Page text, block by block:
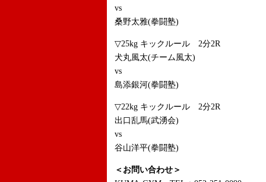
vs
桑野太雅(拳闘塾)
▽25kg キックルール 2分2R
犬丸風太(チーム風太)
vs
島添銀河(拳闘塾)
▽22kg キックルール 2分2R
出口乱馬(武湧会)
vs
谷山洋平(拳闘塾)
＜お問い合わせ＞